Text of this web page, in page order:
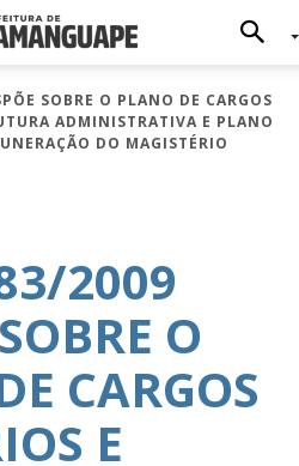
SOBRE O PLANO DE CARGOS
ADMINISTRATIVA E PLANO
DO MAGISTÉRIO
2009
O
CARGOS
E